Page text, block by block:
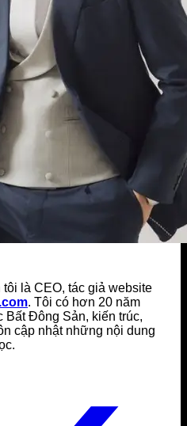
tôi là CEO, tác giả website
. Tôi có hơn 20 năm
Bất Đông Sản, kiến trúc,
cập nhật những nội dung